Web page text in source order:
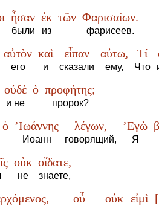
ἦσαν
были
ἐκ
из
τῶν Φαρισαίων.
фарисеев.
αὐτὸν
его
καὶ
и
εἶπαν
сказали
αὐτω̣,
ему,
Τί
Что
οὐδὲ
и не
ὁ προφήτης;
пророк?
ὁ ’Ιωάννης
Иоанн
λέγων,
говорящий,
’Εγὼ
Я
οὐκ
не
οἴδατε,
знаете,
οὗ οὐκ εἰμὶ